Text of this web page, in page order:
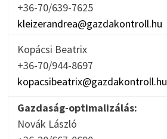
+36-70/639-7625
kleizerandrea@gazdakontroll.hu
Kopácsi Beatrix
+36-70/944-8697
kopacsibeatrix@gazdakontroll.hu
Gazdaság-optimalizálás:
Novák László